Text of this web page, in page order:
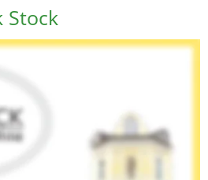
Stock
Stock - Hörgeräteakustikermeister
- Augenoptikermeister